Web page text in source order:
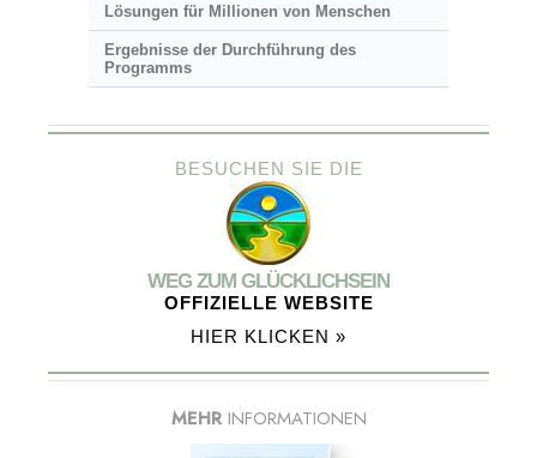
Lösungen für Millionen von Menschen
Ergebnisse der Durchführung des
Programms
BESUCHEN SIE DIE
WEG ZUM GLÜCKLICHSEIN
OFFIZIELLE WEBSITE
HIER KLICKEN »
MEHR INFORMATIONEN